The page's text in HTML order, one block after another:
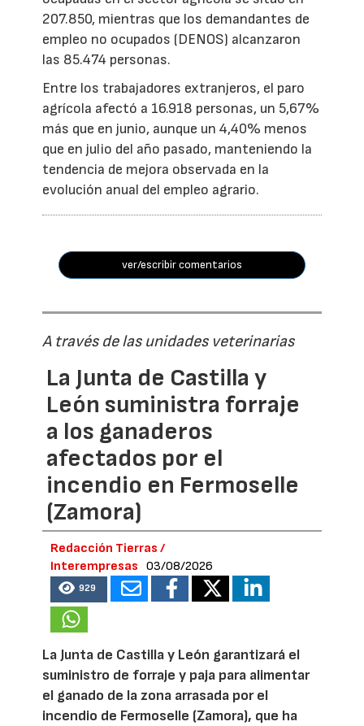
207.850, mientras que los demandantes de
empleo no ocupados (DENOS) alcanzaron
las 85.474 personas.
Entre los trabajadores extranjeros, el paro
agrícola afectó a 16.918 personas, un 5,67%
más que en junio, aunque un 4,40% menos
que en julio del año pasado, manteniendo la
tendencia de mejora observada en la
evolución anual del empleo agrario.
ver/escribir comentarios
A través de las unidades veterinarias
La Junta de Castilla y
León suministra forraje
a los ganaderos
afectados por el
incendio en Fermoselle
(Zamora)
Redacción Tierras /
Interempresas
03/08/2026
929
La Junta de Castilla y León garantizará el
suministro de forraje y paja para alimentar
el ganado de la zona arrasada por el
incendio de Fermoselle (Zamora), que ha